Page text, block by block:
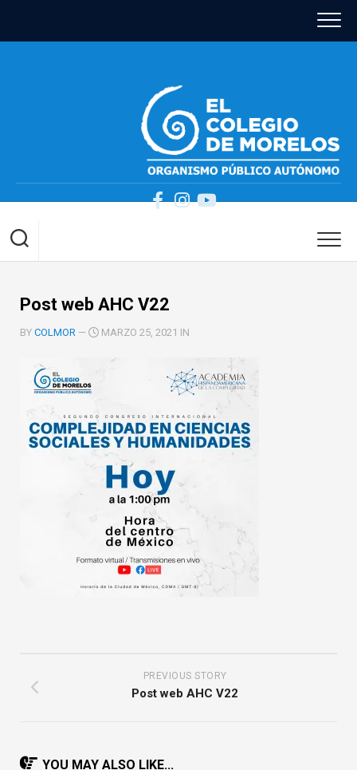
content
Post web AHC V22
BY COLMOR — MARZO 25, 2021 IN
PREVIOUS STORY
Post web AHC V22
YOU MAY ALSO LIKE...